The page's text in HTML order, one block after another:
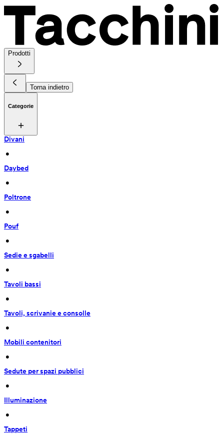
Prodotti
Torna indietro
Categorie
Divani
•
Daybed
•
Poltrone
•
Pouf
•
Sedie e sgabelli
•
Tavoli bassi
•
Tavoli, scrivanie e consolle
•
Mobili contenitori
•
Sedute per spazi pubblici
•
Illuminazione
•
Tappeti